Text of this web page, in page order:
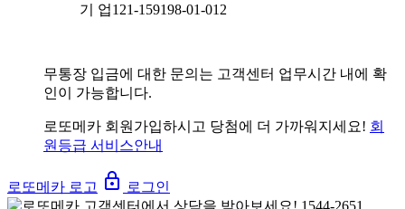
기 업121-159198-01-012
무통장 입금에 대한 문의는 고객센터 업무시간 내에 확
인이 가능합니다.
로또메카 회원가입하시고 당첨에 더 가까워지세요! 회
원등급 서비스안내
로또메카 로고 lock_outline 로그인